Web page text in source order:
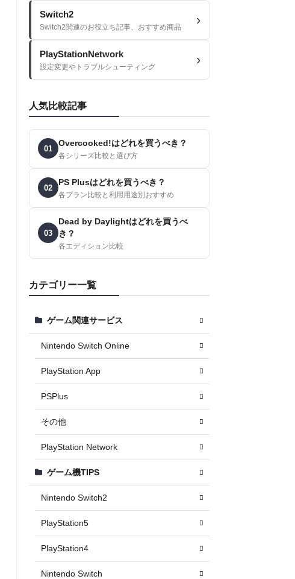
Switch2
Switch2関連のお役立ち記事、おすすめ商品
PlayStationNetwork
設定変更やトラブルシューティング
人気比較記事
01
Overcooked!はどれを買うべき？
各シリーズ比較と選び方
02
PS Plusはどれを買うべき？
各プラン比較と利用用途別おすすめ
03
Dead by Daylightはどれを買うべ
き？
各エディション比較
カテゴリー一覧
ゲーム関連サービス
Nintendo Switch Online
PlayStation App
PSPlus
その他
PlayStation Network
ゲーム機TIPS
Nintendo Switch2
PlayStation5
PlayStation4
Nintendo Switch